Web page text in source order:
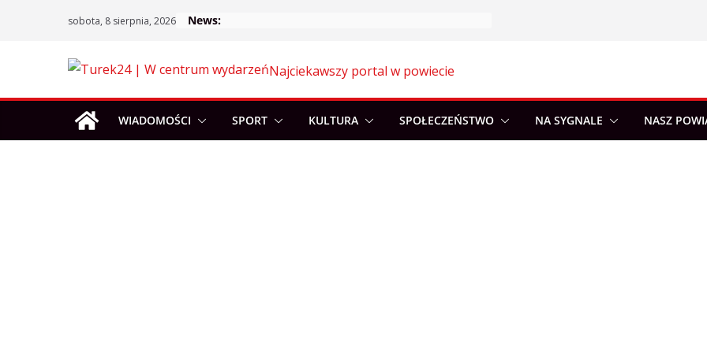
sobota, 8 sierpnia, 2026 News:
Najciekawszy portal w powiecie
WIADOMOŚCI SPORT KULTURA SPOŁECZEŃSTWO NA SYGNALE NASZ